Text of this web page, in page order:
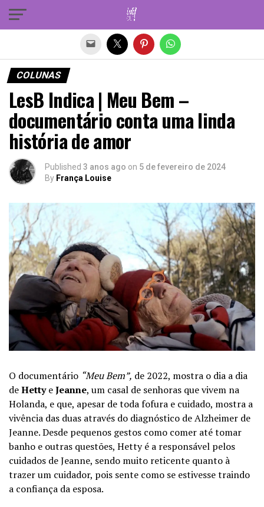
COLUNAS
LesB Indica | Meu Bem –
documentário conta uma linda
história de amor
Published 3 anos ago on 5 de fevereiro de 2024
By França Louise
O documentário “Meu Bem”, de 2022, mostra o dia a dia
deHettyeJeanne, um casal de senhoras que vivem na
Holanda, e que, apesar de toda fofura e cuidado, mostra a
vivência das duas através do diagnóstico de Alzheimer de
Jeanne. Desde pequenos gestos como comer até tomar
banho e outras questões, Hetty é a responsável pelos
cuidados de Jeanne, sendo muito reticente quanto à
trazer um cuidador, pois sente como se estivesse traindo
a confiança da esposa.
Sair da versão mobile